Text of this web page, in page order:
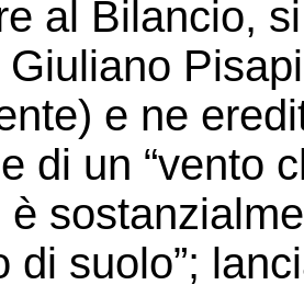
al Bilancio,
e ne
di un “vento
di suolo”;